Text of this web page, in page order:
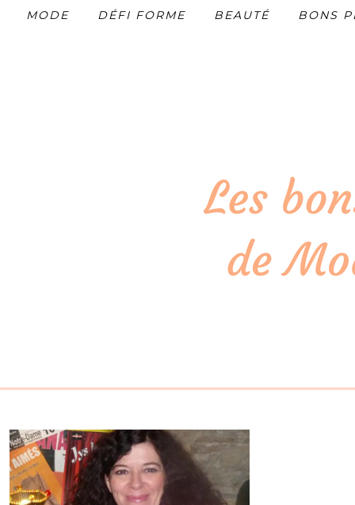
MODE DÉFI FORME BEAUTÉ BONS